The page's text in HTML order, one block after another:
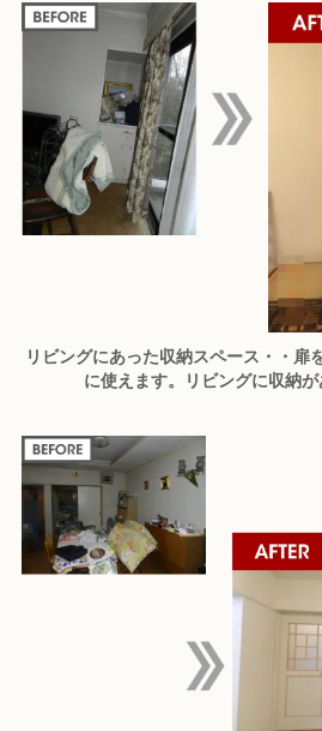
リビングにあった収納スペース・・扉
に使えます。リビングに収納